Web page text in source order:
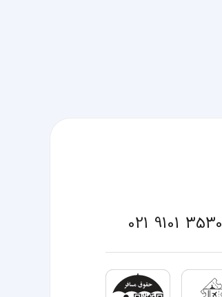
021 9101 3530